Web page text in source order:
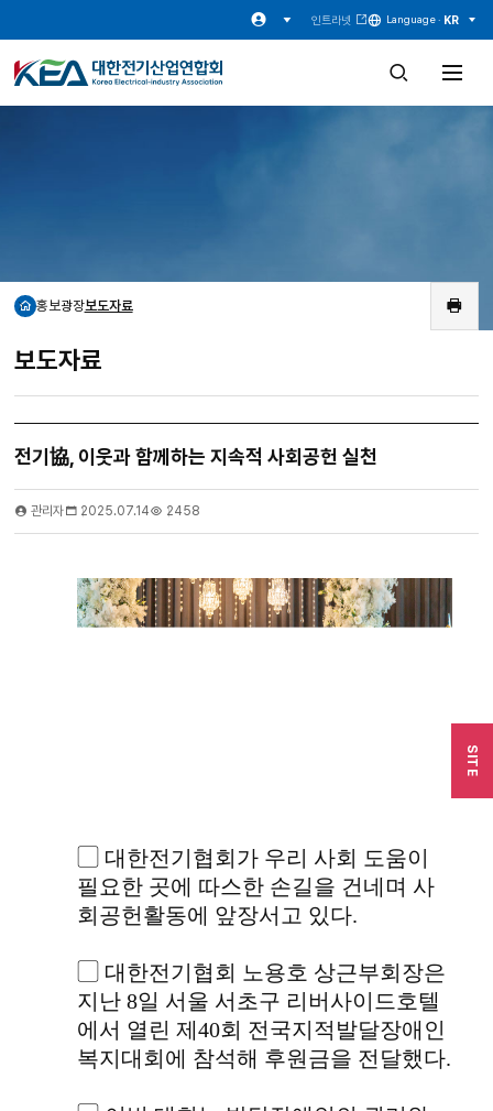
SITE
인트라넷 Language · KR
검
전
홈홍보광장보도자료
인
쇄
보도자료
전기協, 이웃과 함께하는 지속적 사회공헌 실천
관리자 2025.07.14 2458
▢ 대한전기협회가 우리 사회 도움이
필요한 곳에 따스한 손길을 건네며 사
회공헌활동에 앞장서고 있다.
▢ 대한전기협회 노용호 상근부회장은
지난 8일 서울 서초구 리버사이드호텔
에서 열린 제40회 전국지적발달장애인
복지대회에 참석해 후원금을 전달했다.